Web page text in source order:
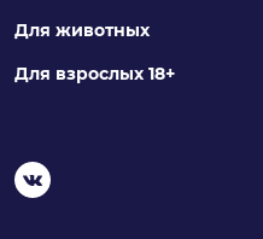
Для животных
Для взрослых 18+